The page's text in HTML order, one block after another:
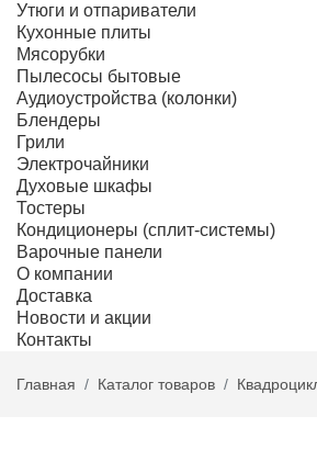
Утюги и отпариватели
Кухонные плиты
Мясорубки
Пылесосы бытовые
Аудиоустройства (колонки)
Блендеры
Грили
Электрочайники
Духовые шкафы
Тостеры
Кондиционеры (сплит-системы)
Варочные панели
О компании
Доставка
Новости и акции
Контакты
Главная Каталог товаров